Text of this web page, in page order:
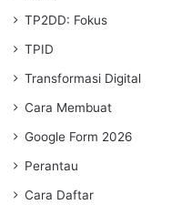
TP2DD: Fokus
TPID
Transformasi Digital
Cara Membuat
Google Form 2026
Perantau
Cara Daftar